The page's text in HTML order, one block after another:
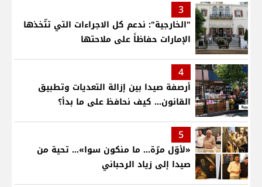
3
"الخارجية": ندعم كل الاجراءات التي تتّخذها
الإمارات حفاظاً على ملاحتها
4
أرصفة صيدا بين إزالة التعديات وتطبيق
القانون... كيف نحافظ على ما بدأ؟
5
«لأوّل مرّة… ما منكون سوا»… تحية من
صيدا إلى زياد الرحباني